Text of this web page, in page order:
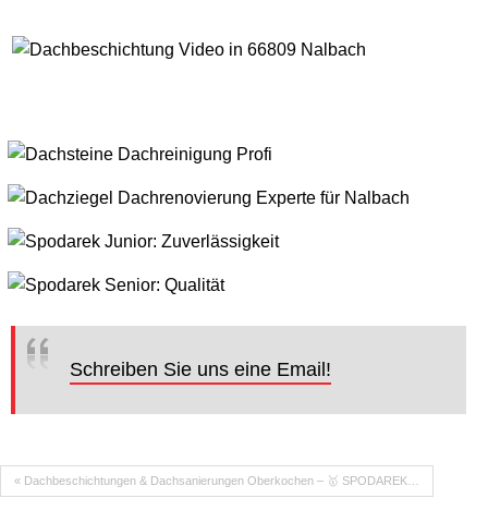
Schreiben Sie uns eine Email!
« Dachbeschichtungen & Dachsanierungen Oberkochen – 🥇 SPODAREK…